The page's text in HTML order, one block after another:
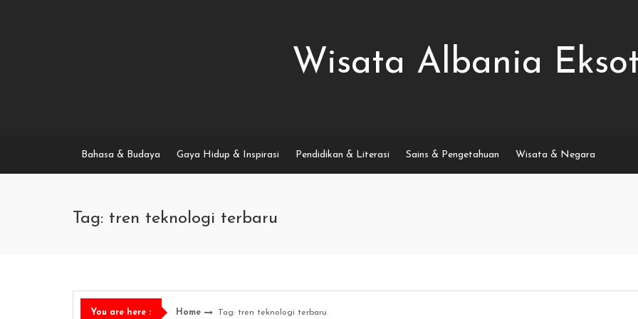
Wisata Albania
Bahasa & Budaya Gaya Hidup & Inspirasi Pendidikan & Literasi Sains & Pengetahuan Wisata & Negara
Tag: tren teknologi terbaru
You are here : Home Tag: tren teknologi terbaru